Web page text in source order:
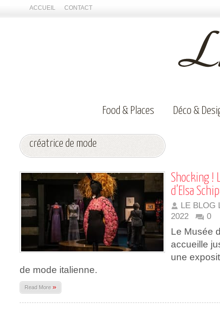
ACCUEIL CONTACT
Food & Places Déco &
créatrice de mode
Shocking !
d’Elsa
LE BLOG
2022
0
Le Musée
accueille
une
de mode italienne.
Read More »